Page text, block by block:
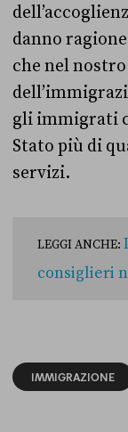
danno
che nel
gli immigrati
Stato più di
servizi.
LEGGI ANCHE:
consiglieri
IMMIGRAZIONE